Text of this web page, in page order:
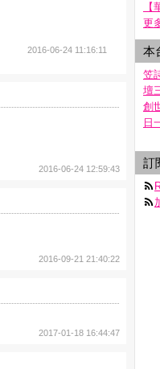
2016-06-24 11:16:11
2016-06-24 12:59:43
2016-09-21 21:40:22
2017-01-18 16:44:47
更
本
笠
壇
創
日
訂